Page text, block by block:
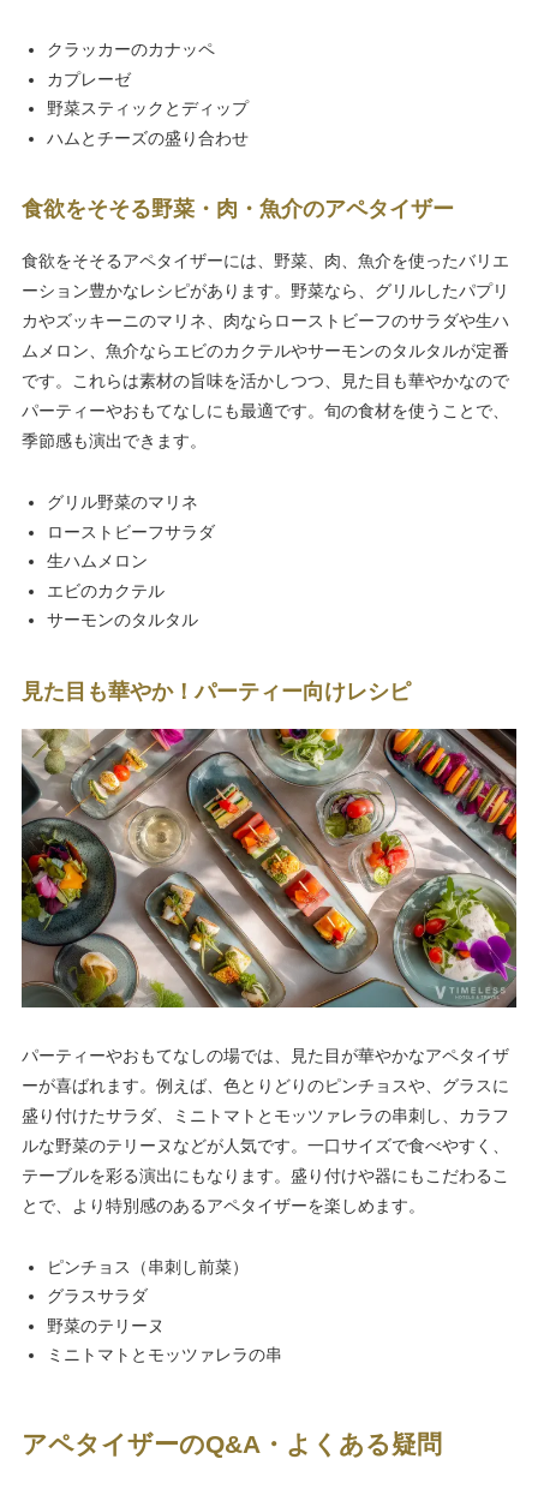
クラッカーのカナッペ
カプレーゼ
野菜スティックとディップ
ハムとチーズの盛り合わせ
食欲をそそる野菜・肉・魚介のアペタイザー
食欲をそそるアペタイザーには、野菜、肉、魚介を使ったバリエ
ーション豊かなレシピがあります。野菜なら、グリルしたパプリ
カやズッキーニのマリネ、肉ならローストビーフのサラダや生ハ
ムメロン、魚介ならエビのカクテルやサーモンのタルタルが定番
です。これらは素材の旨味を活かしつつ、見た目も華やかなので
パーティーやおもてなしにも最適です。旬の食材を使うことで、
季節感も演出できます。
グリル野菜のマリネ
ローストビーフサラダ
生ハムメロン
エビのカクテル
サーモンのタルタル
見た目も華やか！パーティー向けレシピ
パーティーやおもてなしの場では、見た目が華やかなアペタイザ
ーが喜ばれます。例えば、色とりどりのピンチョスや、グラスに
盛り付けたサラダ、ミニトマトとモッツァレラの串刺し、カラフ
ルな野菜のテリーヌなどが人気です。一口サイズで食べやすく、
テーブルを彩る演出にもなります。盛り付けや器にもこだわるこ
とで、より特別感のあるアペタイザーを楽しめます。
ピンチョス（串刺し前菜）
グラスサラダ
野菜のテリーヌ
ミニトマトとモッツァレラの串
アペタイザーのQ&A・よくある疑問